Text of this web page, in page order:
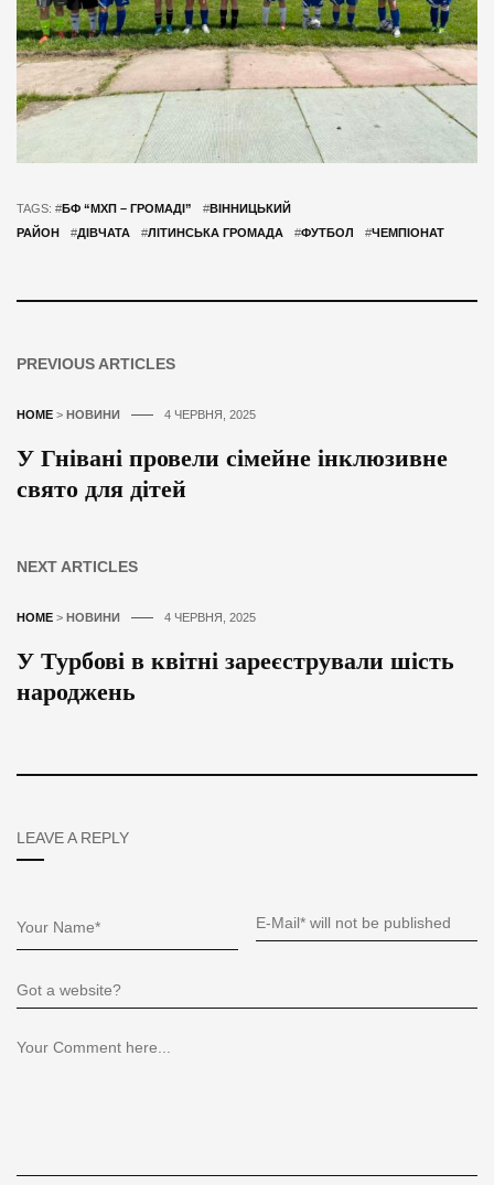
TAGS: #БФ “МХП – ГРОМАДІ” #ВІННИЦЬКИЙ
РАЙОН
#ДІВЧАТА #ЛІТИНСЬКА ГРОМАДА #ФУТБОЛ #ЧЕМПІОНАТ
PREVIOUS ARTICLES
HOME > НОВИНИ 4 ЧЕРВНЯ, 2025
У Гнівані провели сімейне інклюзивне
свято для дітей
NEXT ARTICLES
HOME > НОВИНИ 4 ЧЕРВНЯ, 2025
У Турбові в квітні зареєстрували шість
народжень
LEAVE A REPLY